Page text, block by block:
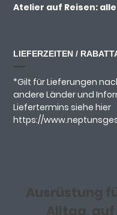
Atelier auf Reisen:
LIEFERZEITEN /
*Gilt für Lieferungen
andere Länder und
Liefertermins siehe hier
https://
Ausrüstung
Alltag, auf